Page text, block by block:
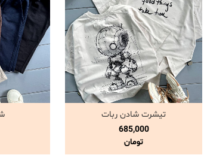
مشاهده و خرید
تیشرت شادن ربات
685,000
تومان